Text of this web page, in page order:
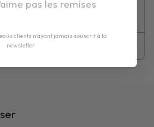
pas les remises
clients n'ayant jamais souscrit à la
newsletter